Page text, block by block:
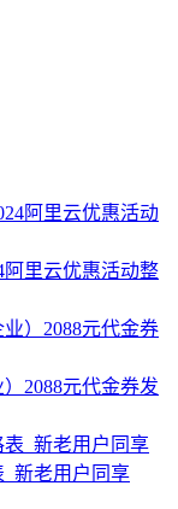
里云优惠活动整
2088元代金券发
新老用户同享